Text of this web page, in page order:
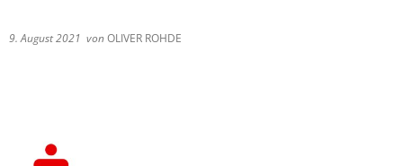
9. August 2021 vonOLIVER ROHDE